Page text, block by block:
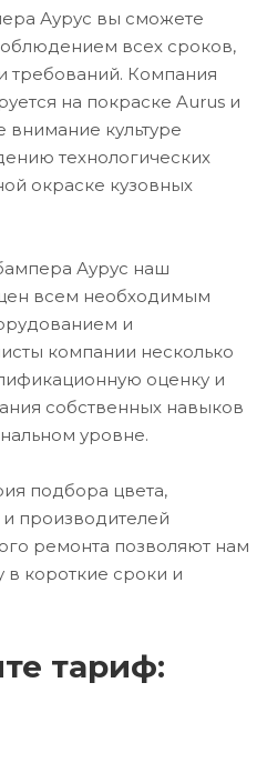
Аурус вы сможете
всех сроков,
требований. Компания
на покраске Aurus и
внимание культуре
технологических
окраске кузовных
Аурус наш
всем необходимым
и
компании несколько
оценку и
собственных навыков
уровне.
подбора цвета,
производителей
ремонта позволяют нам
короткие сроки и
тариф: